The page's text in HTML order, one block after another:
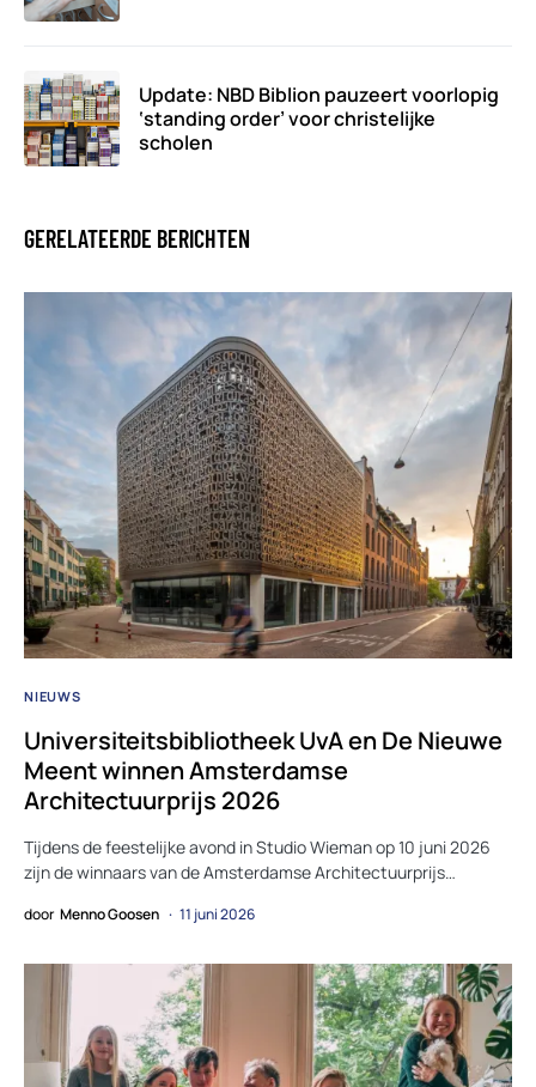
Update: NBD Biblion pauzeert voorlopig
‘standing order’ voor christelijke
scholen
GERELATEERDE BERICHTEN
NIEUWS
Universiteitsbibliotheek UvA en De Nieuwe
Meent winnen Amsterdamse
Architectuurprijs 2026
Tijdens de feestelijke avond in Studio Wieman op 10 juni 2026
zijn de winnaars van de Amsterdamse Architectuurprijs…
door Menno Goosen 11 juni 2026